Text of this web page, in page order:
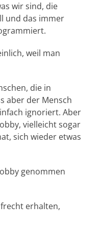
wir sind, die
und das immer
weil man
die in
aber der Mensch
ignoriert. Aber
vielleicht sogar
sich wieder etwas
genommen
erhalten,